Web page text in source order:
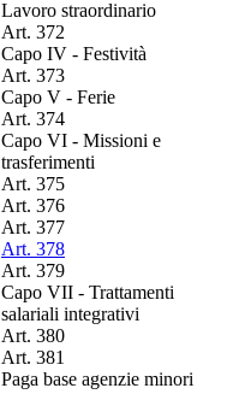
Lavoro straordinario
Art. 372
Capo IV - Festività
Art. 373
Capo V - Ferie
Art. 374
Capo VI - Missioni e
trasferimenti
Art. 375
Art. 376
Art. 377
Art. 378
Art. 379
Capo VII - Trattamenti
salariali integrativi
Art. 380
Art. 381
Paga base agenzie minori